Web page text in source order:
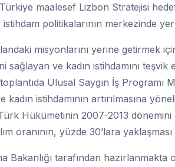
maalesef Lizbon Stratejisi
istihdam politikalarının merkezinde
misyonlarını yerine getirmek
sağlayan ve kadın istihdamını
Ulusal Saygın İş Programı
kadın istihdamının artırılmasına
Hükümetinin 2007-2013
oranının, yüzde 30’lara
Bakanlığı tarafından